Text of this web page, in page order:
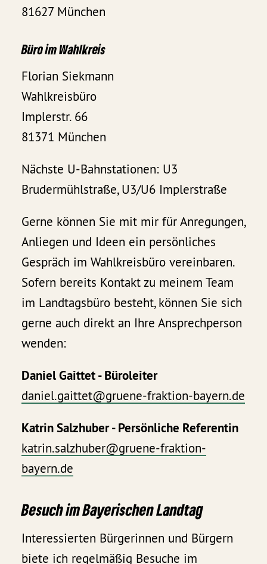
81627 München
Büro im Wahlkreis
Florian Siekmann
Wahlkreisbüro
Implerstr. 66
81371 München
Nächste U-Bahnstationen: U3
Brudermühlstraße, U3/U6 Implerstraße
Gerne können Sie mit mir für Anregungen,
Anliegen und Ideen ein persönliches
Gespräch im Wahlkreisbüro vereinbaren.
Sofern bereits Kontakt zu meinem Team
im Landtagsbüro besteht, können Sie sich
gerne auch direkt an Ihre Ansprechperson
wenden:
Daniel Gaittet - Büroleiter
daniel.gaittet@gruene-fraktion-bayern.de
Katrin Salzhuber - Persönliche Referentin
katrin.salzhuber@gruene-fraktion-
bayern.de
Besuch im Bayerischen Landtag
Interessierten Bürgerinnen und Bürgern
biete ich regelmäßig Besuche im